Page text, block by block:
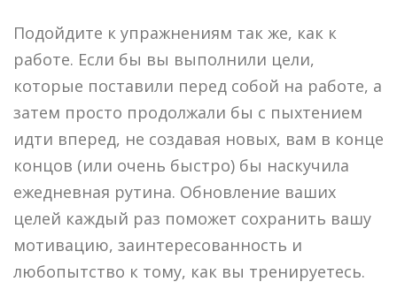
Подойдите к упражнениям так же, как к
работе. Если бы вы выполнили цели,
которые поставили перед собой на работе, а
затем просто продолжали бы с пыхтением
идти вперед, не создавая новых, вам в конце
концов (или очень быстро) бы наскучила
ежедневная рутина. Обновление ваших
целей каждый раз поможет сохранить вашу
мотивацию, заинтересованность и
любопытство к тому, как вы тренируетесь.